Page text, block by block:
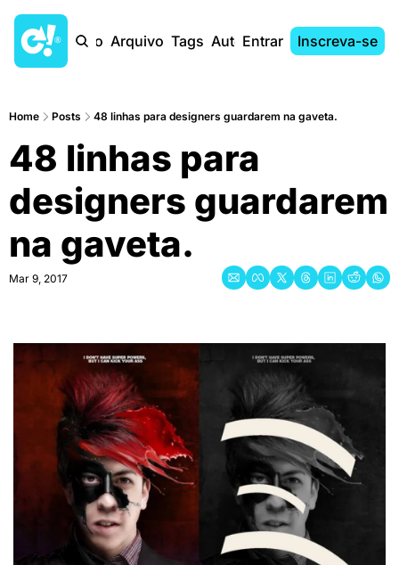
Início Arquivo Tags AutoresEntrar Inscreva-se
Home Posts 48 linhas para designers guardarem na gaveta.
48 linhas para
designers guardarem
na gaveta.
Mar 9, 2017